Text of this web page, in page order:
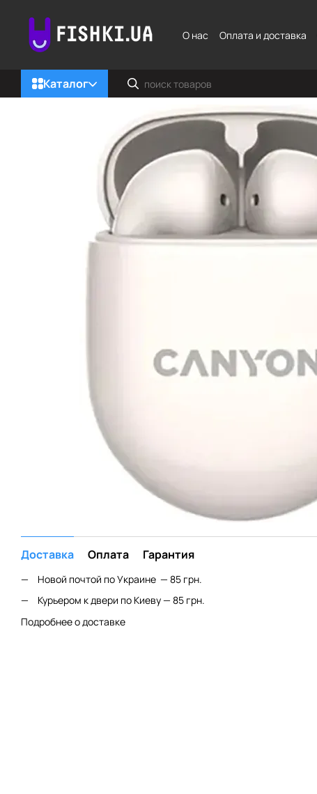
О нас
Оплата и доставка
Каталог
Доставка Оплата Гарантия
Новой почтой по Украине — 85 грн.
Курьером к двери по Киеву — 85 грн.
Подробнее о доставке